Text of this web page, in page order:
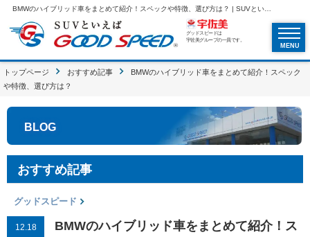
BMWのハイブリッド車をまとめて紹介！スペックや特徴、選び方は？ | SUVといえばグッドスピードGOOD SPEED
グッドスピードは
宇佐美グループの一員です。
MENU
トップページ おすすめ記事
BMWのハイブリッド車をまとめて紹介！スペック
や特徴、選び方は？
BLOG
おすすめ記事
グッドスピード
12.18
BMWのハイブリッド車をまとめて紹介！ス